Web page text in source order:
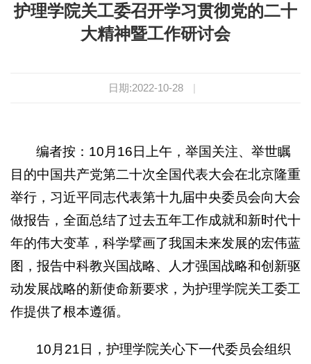
护理学院关工委召开学习贯彻党的二十
大精神暨工作研讨会
日期:2022-10-28 |
编者按：10月16日上午，举国关注、举世瞩
目的中国共产党第二十次全国代表大会在北京隆重
举行，习近平同志代表第十九届中央委员会向大会
做报告，全面总结了过去五年工作成就和新时代十
年的伟大变革，科学擘画了我国未来发展的宏伟蓝
图，报告中科教兴国战略、人才强国战略和创新驱
动发展战略的新使命新要求，为护理学院关工委工
作提供了根本遵循。
10月21日，护理学院关心下一代委员会组织